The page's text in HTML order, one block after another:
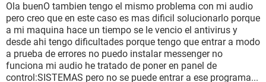
Ola buenO tambien tengo el mismo problema con mi audio
pero creo que en este caso es mas dificil solucionarlo porque
a mi maquina hace un tiempo se le vencio el antivirus y
desde ahi tengo dificultades porque tengo que entrar a modo
a prueba de errores no puedo instalar messenger no
funciona mi audio he tratado de poner en panel de
control:SISTEMAS pero no se puede entrar a ese programa...